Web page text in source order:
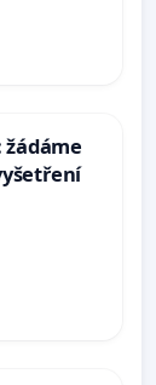
žádáme